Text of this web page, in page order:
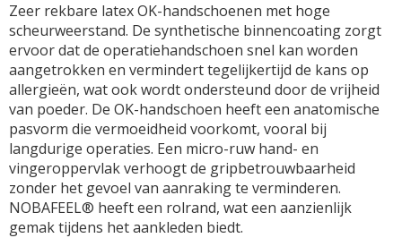
Zeer rekbare latex OK-handschoenen met hoge
scheurweerstand. De synthetische binnencoating zorgt
ervoor dat de operatiehandschoen snel kan worden
aangetrokken en vermindert tegelijkertijd de kans op
allergieën, wat ook wordt ondersteund door de vrijheid
van poeder. De OK-handschoen heeft een anatomische
pasvorm die vermoeidheid voorkomt, vooral bij
langdurige operaties. Een micro-ruw hand- en
vingeroppervlak verhoogt de gripbetrouwbaarheid
zonder het gevoel van aanraking te verminderen.
NOBAFEEL® heeft een rolrand, wat een aanzienlijk
gemak tijdens het aankleden biedt.